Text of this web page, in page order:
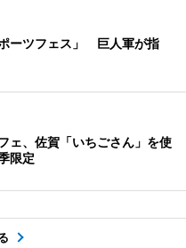
ーツフェス」 巨人軍が指
ェ、佐賀「いちごさん」を使
限定